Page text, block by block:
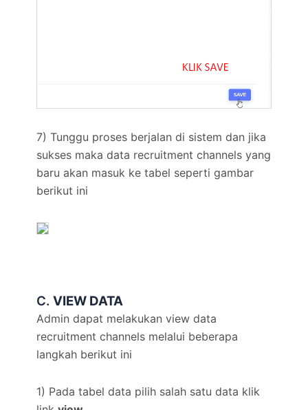
7) Tunggu proses berjalan di sistem dan jika
sukses maka data recruitment channels yang
baru akan masuk ke tabel seperti gambar
berikut ini
C. VIEW DATA
Admin dapat melakukan view data
recruitment channels melalui beberapa
langkah berikut ini
1) Pada tabel data pilih salah satu data klik